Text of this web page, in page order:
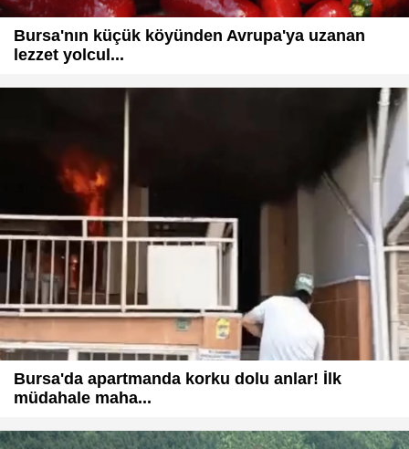
Bursa'nın küçük köyünden Avrupa'ya uzanan
lezzet yolcul...
Bursa'da apartmanda korku dolu anlar! İlk
müdahale maha...